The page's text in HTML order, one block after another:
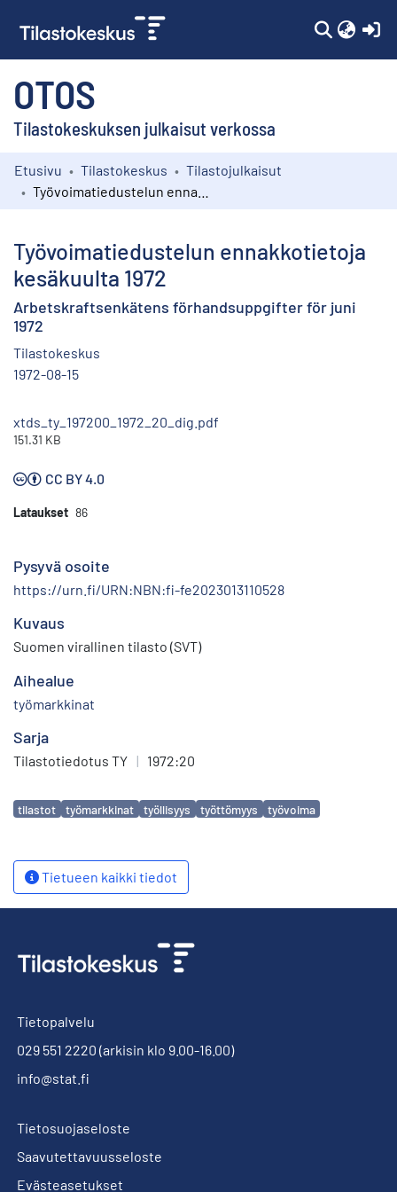
OTOS
Tilastokeskuksen julkaisut verkossa
Kokoelmat
Etusivu Tilastokeskus
Tilastojulkaisut
Työvoimatiedustelun ennakkotietoja
kesäkuulta 1972
Arbetskraftsenkätens förhandsuppgifter för juni
1972
Tilastokeskus
1972-08-15
xtds_ty_197200_1972_20_dig.pdf
151.31 KB
CC BY 4.0
Lataukset 86
Pysyvä osoite
https://urn.fi/URN:NBN:fi-fe2023013110528
Kuvaus
Suomen virallinen tilasto (SVT)
Aihealue
työmarkkinat
Sarja
Tilastotiedotus TY | 1972:20
Avainsanat
tilastot työmarkkinat työllisyys työttömyys työvoima
Tietueen kaikki tiedot
Tietopalvelu
029 551 2220 (arkisin klo 9.00-16.00)
info@stat.fi
Tietosuojaseloste
Saavutettavuusseloste
Evästeasetukset